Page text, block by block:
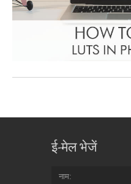
ई-मेल भेजें
नाम